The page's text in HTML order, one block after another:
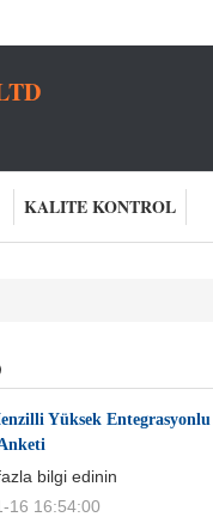
KALITE KONTROL
Yüksek
bilgi edinin
16 16:54:00